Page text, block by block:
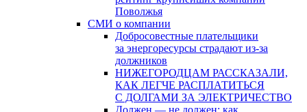
Поволжья
СМИ о компании
Добросовестные плательщики
за энергоресурсы страдают из-за
должников
НИЖЕГОРОДЦАМ РАССКАЗАЛИ,
КАК ЛЕГЧЕ РАСПЛАТИТЬСЯ
С ДОЛГАМИ ЗА ЭЛЕКТРИЧЕСТВО